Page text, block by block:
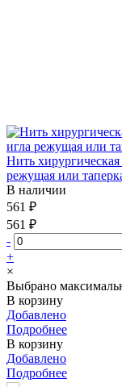
Нить
режущая или
В наличии
561 ₽
561 ₽
-
+
×
Выбрано
В корзину
Добавлено
Подробнее
В корзину
Добавлено
Подробнее